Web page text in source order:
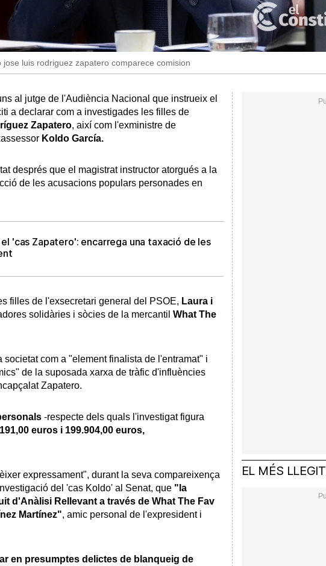
luis rodriguez zapatero comparece comision
al jutge de l'Audiència Nacional que instrueix el
a declarar com a investigades les filles de
Zapatero, així com l'exministre de
Koldo García.
després que el magistrat instructor atorgués a la
de les acusacions populars personades en
'cas Zapatero': encarrega una taxació de les
filles de l'exsecretari general del PSOE, Laura i
solidàries i sòcies de la mercantil What The
com a "element finalista de l'entramat" i
de la suposada xarxa de tràfic d'influències
Zapatero.
-respecte dels quals l'investigat figura
euros i 199.904,00 euros,
expressament", durant la seva compareixença
del 'cas Koldo' al Senat, que "la
d'Anàlisi Rellevant a través de What The Fav
Martínez", amic personal de l'expresident i
en presumptes delictes de blanqueig de
EL MÉS LLEGIT